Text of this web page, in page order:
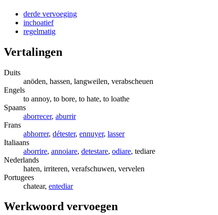
derde vervoeging
inchoatief
regelmatig
Vertalingen
Duits
anöden, hassen, langweilen, verabscheuen
Engels
to annoy, to bore, to hate, to loathe
Spaans
aborrecer, aburrir
Frans
abhorrer, détester, ennuyer, lasser
Italiaans
aborrire, annoiare, detestare, odiare, tediare
Nederlands
haten, irriteren, verafschuwen, vervelen
Portugees
chatear, entediar
Werkwoord vervoegen